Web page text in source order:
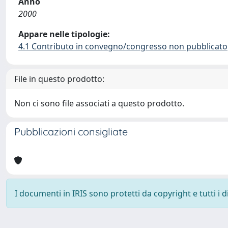
2000
Appare nelle tipologie:
4.1 Contributo in convegno/congresso non pubblicato
File in questo prodotto:
Non ci sono file associati a questo prodotto.
Pubblicazioni consigliate
I documenti in IRIS sono protetti da copyright e tutti i